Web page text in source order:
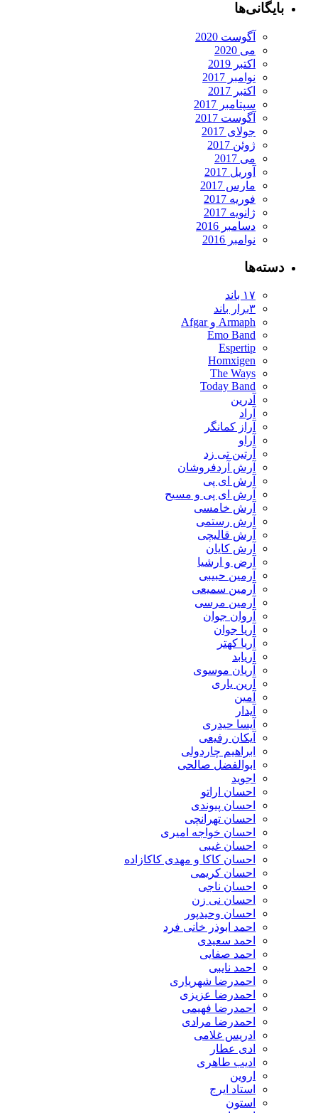
بایگانی‌ها
آگوست 2020
می 2020
اکتبر 2019
نوامبر 2017
اکتبر 2017
سپتامبر 2017
آگوست 2017
جولای 2017
ژوئن 2017
می 2017
آوریل 2017
مارس 2017
فوریه 2017
ژانویه 2017
دسامبر 2016
نوامبر 2016
دسته‌ها
Armaph و Afgar
Emo Band
Espertip
Homxigen
The Ways
Today Band
آدرین
آراز کمانگر
آراو
آرتین تی زد
آرش آردفروشان
آرش ای پی
آرش ای پی و مسیح
آرش خامسی
آرش رستمی
آرش قالیچی
آرش کایان
​آرض و ارشیا
آرمین حبیبی
آرمین سمیعی
آرمین مرسی
آروان جوان
آریا جوان
آریا کهتر
آریابد
آریان موسوی
آرین یاری
آمین
آیدار
آیسا حیدری
آیکان رفیعی
ابراهیم چاردولی
ابوالفضل صالحی
اجوید
احسان اراتو
احسان پیوندی
احسان تهرانچی
احسان خواجه امیری
احسان غیبی
احسان کاکا و مهدی کاکازاده
احسان کریمی
احسان ناجی
احسان نی زن
احسان وحیدپور
احمد ابوذر خانی فرد
احمد سعیدی
احمد صفایی
احمد نایبی
احمدرضا شهریاری
احمدرضا عزیزی
احمدرضا فهیمی
احمدرضا مرادی
ادریس غلامی
ادی عطار
ادیب طاهری
اروین
استاد ایرج
استون